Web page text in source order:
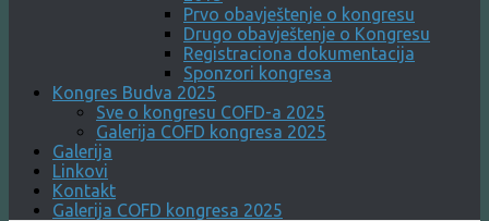
Prvo obavještenje o kongresu
Drugo obavještenje o Kongresu
Registraciona dokumentacija
Sponzori kongresa
Kongres Budva 2025
Sve o kongresu COFD-a 2025
Galerija COFD kongresa 2025
Galerija
Linkovi
Kontakt
Galerija COFD kongresa 2025